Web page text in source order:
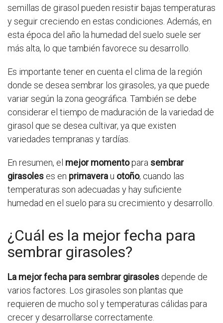
semillas de girasol pueden resistir bajas temperaturas
y seguir creciendo en estas condiciones. Además, en
esta época del año la humedad del suelo suele ser
más alta, lo que también favorece su desarrollo.
Es importante tener en cuenta el clima de la región
donde se desea sembrar los girasoles, ya que puede
variar según la zona geográfica. También se debe
considerar el tiempo de maduración de la variedad de
girasol que se desea cultivar, ya que existen
variedades tempranas y tardías.
En resumen, el mejor momentopara sembrar
girasoles es en primaverau otoño, cuando las
temperaturas son adecuadas y hay suficiente
humedad en el suelo para su crecimiento y desarrollo.
¿Cuál es la mejor fecha para
sembrar girasoles?
La mejor fecha para sembrar girasoles depende de
varios factores. Los girasoles son plantas que
requieren de mucho sol y temperaturas cálidas para
crecer y desarrollarse correctamente.